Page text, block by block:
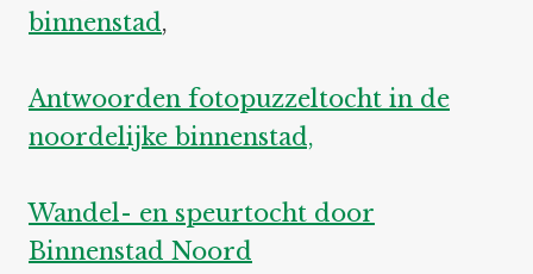
binnenstad,
Antwoorden fotopuzzeltocht in de
noordelijke binnenstad,
Wandel- en speurtocht door
Binnenstad Noord